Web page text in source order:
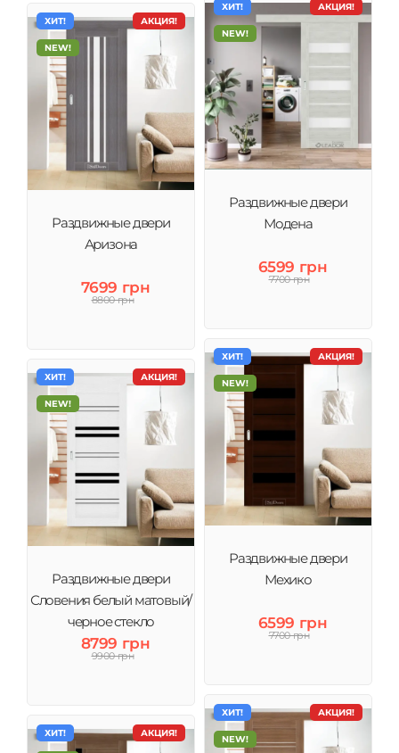
АКЦИЯ!
ХИТ!
NEW!
Раздвижные двери
Модена
6599 грн
7700 грн
АКЦИЯ!
ХИТ!
NEW!
Раздвижные двери
Аризона
7699 грн
8800 грн
АКЦИЯ!
ХИТ!
NEW!
Раздвижные двери
Мехико
6599 грн
7700 грн
АКЦИЯ!
ХИТ!
NEW!
Раздвижные двери
Словения белый матовый/
черное стекло
8799 грн
9900 грн
АКЦИЯ!
ХИТ!
NEW!
АКЦИЯ!
ХИТ!